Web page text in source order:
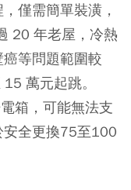
僅需簡單裝潢，
20 年老屋，冷熱
等問題範圍較
萬元起跳。
箱，可能無法支
安全更換75至100